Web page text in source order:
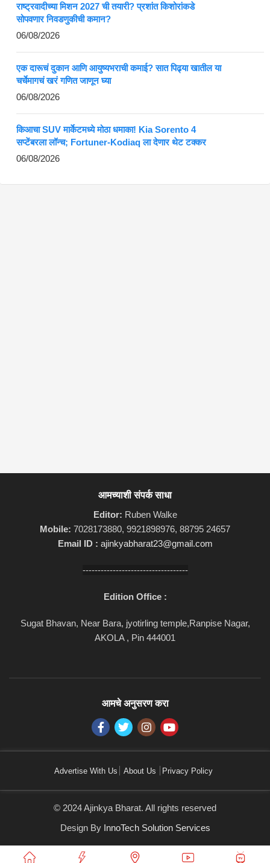
राष्ट्रवादीच्या मिशन 2027 ची तयारी? प्रशांत किशोरांकडे
सोपवणार निवडणुकीची कमान?
06/08/2026
एक दारूचं दुकान आणि आयुष्यभराची कमाई? सात पिढ्या खातील या
चर्चेमागचं खरं गणित जाणून घ्या
06/08/2026
किआचा SUV मार्केटमध्ये मोठा धमाका! Kia Sorento 4
सप्टेंबरला लॉन्च; Fortuner-Kodiaq ला देणार थेट टक्कर
06/08/2026
आमच्याशी संपर्क साधा
Editor: Ruben Walke
Mobile: 7028173880, 9921898976, 88795 24657
Email ID : ajinkyabharat23@gmail.com
-----------------------------------
Edition Office :
Sugat Bhavan, Near Bara, jyotirling temple,Ranpise Nagar,
AKOLA , Pin 444001
आमचे अनुसरण करा
Advertise With Us About Us Privacy Policy
© 2024 Ajinkya Bharat. All rights reserved
Design By InnoTech Solution Services